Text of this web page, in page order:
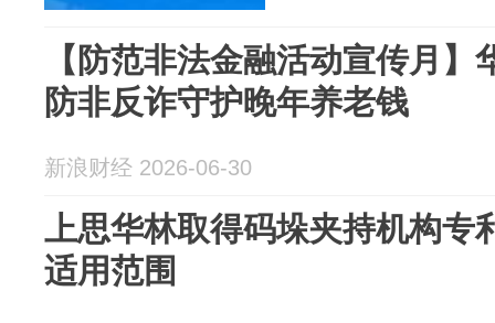
【防范非法金融活动宣传月】
防非反诈守护晚年养老钱
新浪财经 2026-06-30
上思华林取得码垛夹持机构专
适用范围